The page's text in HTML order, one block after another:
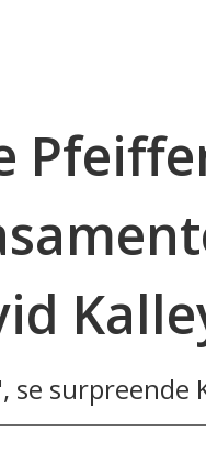
surpreende